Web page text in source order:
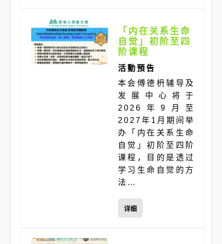
「内在关系生命
自觉」初阶至四
阶课程
活動預告
本会傅德枬辅导及
发展中心将于
2026年9月至
2027年1月期间举
办「内在关系生命
自觉」初阶至四阶
课程，目的是透过
学习生命自觉的方
法…
详细